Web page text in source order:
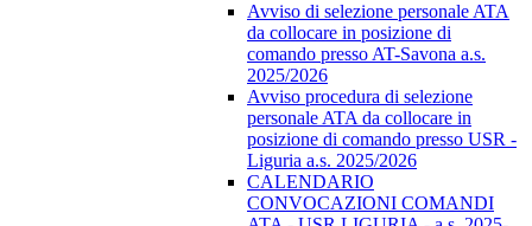
Avviso di selezione personale ATA
da collocare in posizione di
comando presso AT-Savona a.s.
2025/2026
Avviso procedura di selezione
personale ATA da collocare in
posizione di comando presso USR -
Liguria a.s. 2025/2026
CALENDARIO
CONVOCAZIONI COMANDI